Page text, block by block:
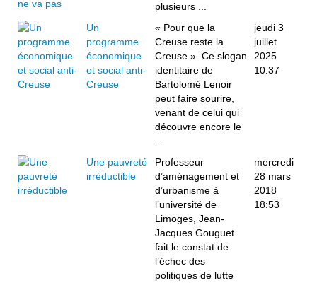
plusieurs ...
Un
programme
économique
et social anti-
Creuse
« Pour que la
Creuse reste la
Creuse ». Ce slogan
identitaire de
Bartolomé Lenoir
peut faire sourire,
venant de celui qui
découvre encore le
jeudi 3
juillet
2025
10:37
Une pauvreté
irréductible
Professeur
d’aménagement et
d’urbanisme à
l’université de
Limoges, Jean-
Jacques Gouguet
fait le constat de
l’échec des
politiques de lutte
mercredi
28 mars
2018
18:53